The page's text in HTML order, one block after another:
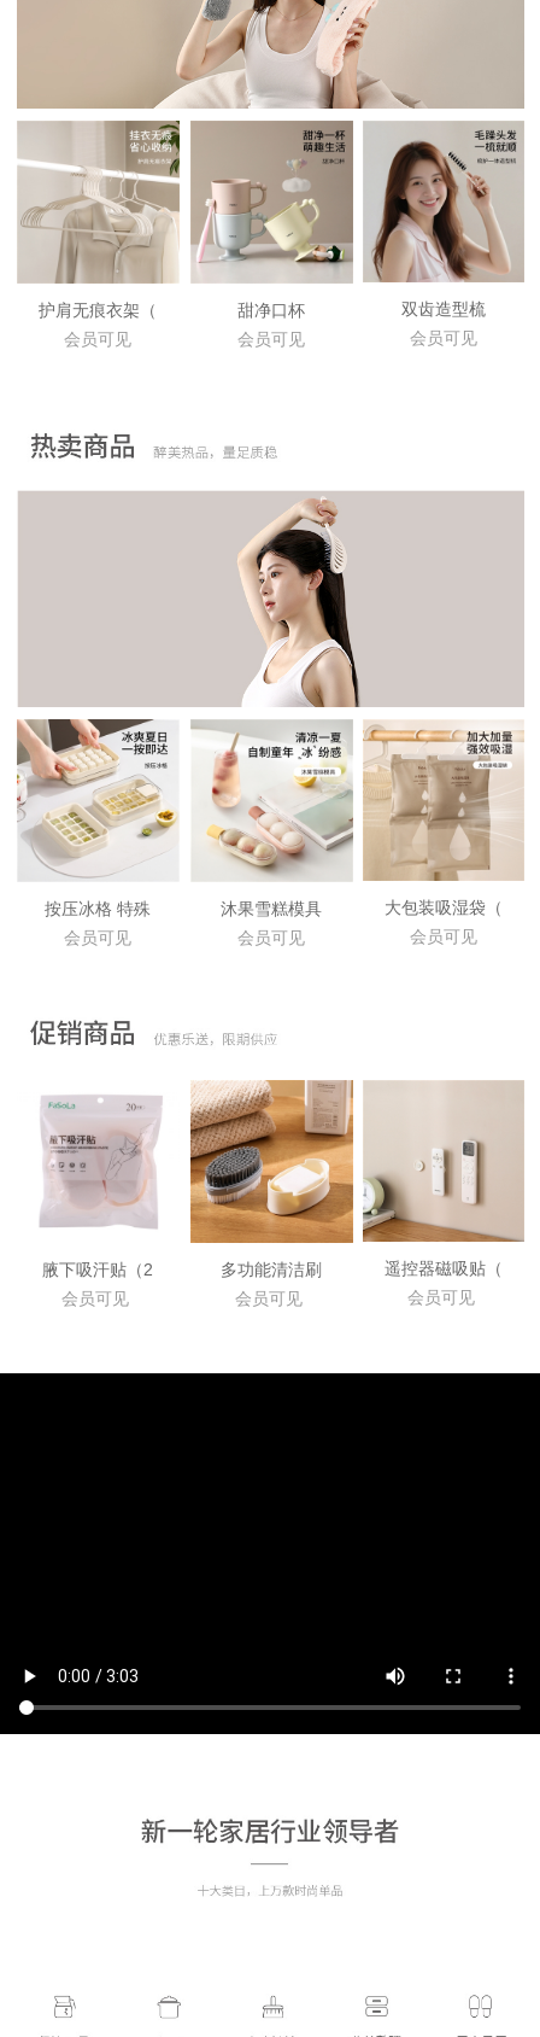
护肩无痕衣架（
会员可见
甜净口杯
会员可见
双齿造型梳
会员可见
按压冰格 特殊
会员可见
沐果雪糕模具
会员可见
大包装吸湿袋（
会员可见
腋下吸汗贴（2
会员可见
多功能清洁刷
会员可见
遥控器磁吸贴（
会员可见